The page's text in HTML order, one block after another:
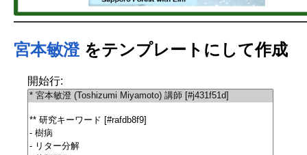
宮本敏澄をテンプレートにして作成
開始行: